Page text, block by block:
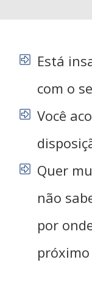
Está
com o
Você
Quer
não
por